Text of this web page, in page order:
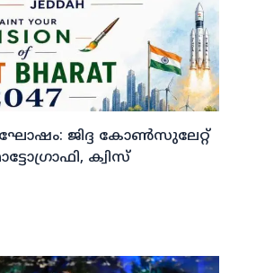
ജിദ്ദ കോണ്‍സുലേറ്റ്
ക്വിസ്